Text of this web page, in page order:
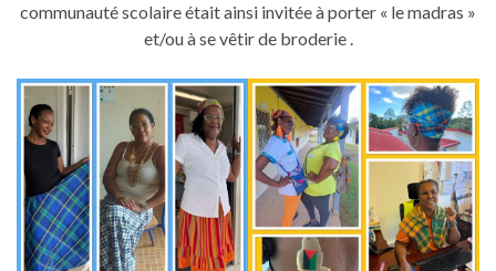
communauté scolaire était ainsi invitée à porter « le madras »
et/ou à se vêtir de broderie .